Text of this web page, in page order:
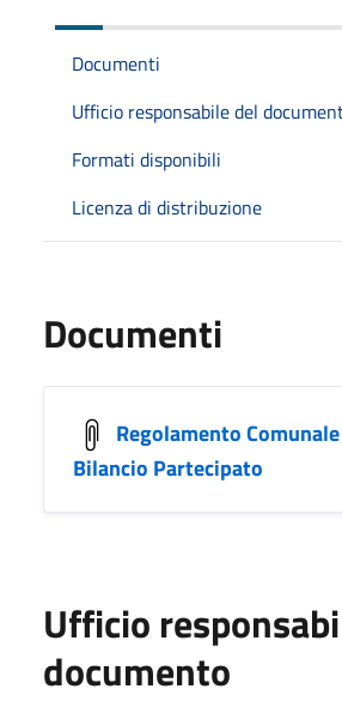
Documenti
Ufficio responsabile del
Formati disponibili
Licenza di distribuzione
Documenti
Regolamento
Bilancio Partecipato
Ufficio
documento